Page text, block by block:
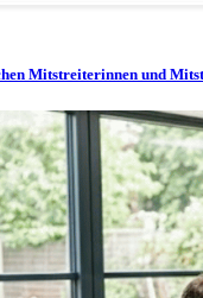
Mitstreiterinnen und